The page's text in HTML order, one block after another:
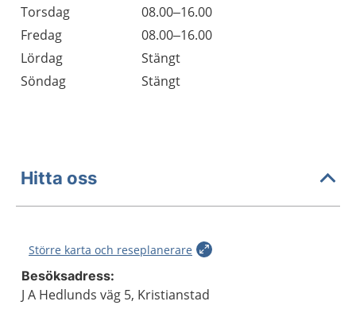
Torsdag
08.00–16.00
Fredag
08.00–16.00
Lördag
Stängt
Söndag
Stängt
Hitta oss
Större karta och reseplanerare
Besöksadress:
J A Hedlunds väg 5, Kristianstad